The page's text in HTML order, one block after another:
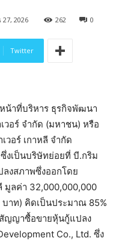
27, 2026 262 0
Twitter
น้าที่บริหาร ธุรกิจพัฒนา
วอร์ จำกัด (มหาชน) หรือ
วอร์ เกาหลี จำกัด
งเป็นบริษัทย่อยที่ บี.กริม
ลงสภาพซึ่งออกโดย
มูลค่า 32,000,000,000
าท) คิดเป็นประมาณ 85%
ญญาซื้อขายหุ้นกู้แปลง
Co., Ltd. ซึ่ง